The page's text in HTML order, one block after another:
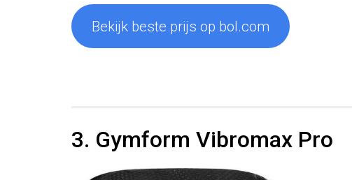
Bekijk beste prijs op bol.com
3. Gymform Vibromax Pro